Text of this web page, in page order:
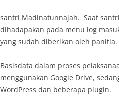
santri Madinatunnajah. Saat
dihadapakan pada menu log
yang sudah diberikan oleh panitia.
Basisdata dalam proses
menggunakan Google Drive,
WordPress dan beberapa plugin.